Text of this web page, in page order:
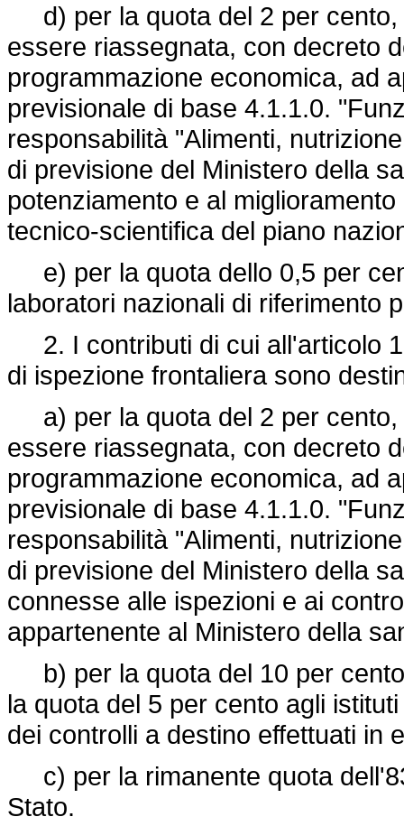
d) per la quota del 2 per cento,
essere riassegnata, con decreto
programmazione economica, ad
previsionale di base 4.1.1.0.
responsabilità "Alimenti,
di previsione del Ministero della
potenziamento e al
tecnico-scientifica del piano
e) per la quota dello 0,5 per
laboratori nazionali di riferimento
2. I contributi di cui all'articolo
di ispezione frontaliera sono
a) per la quota del 2 per cento,
essere riassegnata, con decreto
programmazione economica, ad
previsionale di base 4.1.1.0.
responsabilità "Alimenti,
di previsione del Ministero della
connesse alle ispezioni e ai
appartenente al Ministero della
b) per la quota del 10 per
la quota del 5 per cento agli
dei controlli a destino effettuati in
c) per la rimanente quota
Stato.